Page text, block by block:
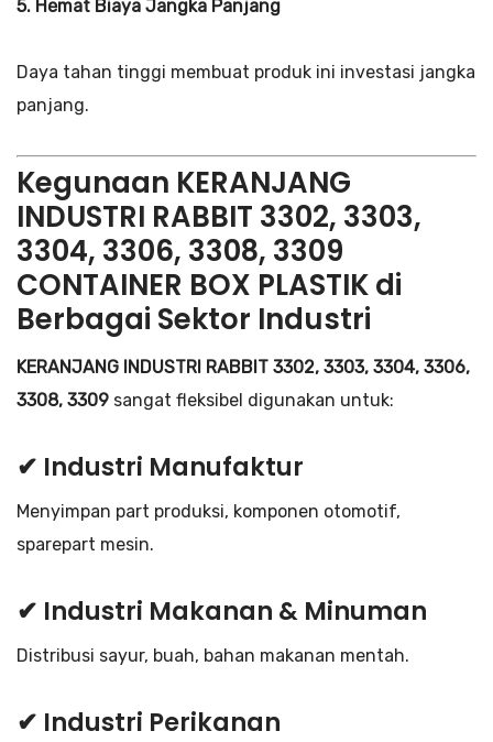
5. Hemat Biaya Jangka Panjang
Daya tahan tinggi membuat produk ini investasi jangka
panjang.
Kegunaan KERANJANG
INDUSTRI RABBIT 3302, 3303,
3304, 3306, 3308, 3309
CONTAINER BOX PLASTIK di
Berbagai Sektor Industri
KERANJANG INDUSTRI RABBIT 3302, 3303, 3304, 3306,
3308, 3309 sangat fleksibel digunakan untuk:
✔ Industri Manufaktur
Menyimpan part produksi, komponen otomotif,
sparepart mesin.
✔ Industri Makanan & Minuman
Distribusi sayur, buah, bahan makanan mentah.
✔ Industri Perikanan